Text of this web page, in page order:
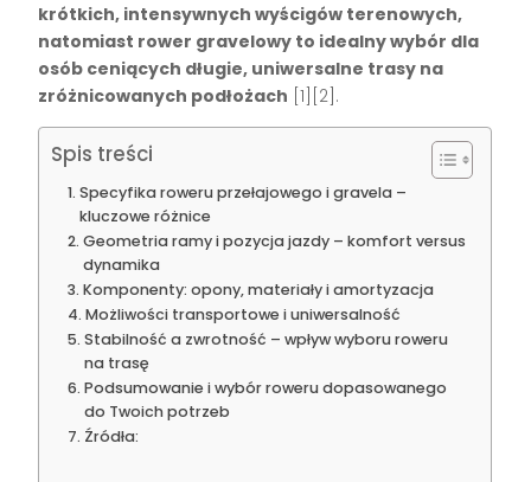
krótkich, intensywnych wyścigów terenowych,
natomiast rower gravelowy to idealny wybór dla
osób ceniących długie, uniwersalne trasy na
zróżnicowanych podłożach [1][2].
Spis treści
Specyfika roweru przełajowego i gravela –
kluczowe różnice
Geometria ramy i pozycja jazdy – komfort versus
dynamika
Komponenty: opony, materiały i amortyzacja
Możliwości transportowe i uniwersalność
Stabilność a zwrotność – wpływ wyboru roweru
na trasę
Podsumowanie i wybór roweru dopasowanego
do Twoich potrzeb
Źródła: